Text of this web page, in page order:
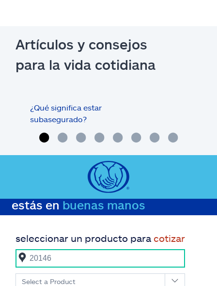
Artículos y consejos
para la vida cotidiana
¿Qué significa estar
subasegurado?
estás en buenas manos
seleccionar un producto para cotizar
Select a Product